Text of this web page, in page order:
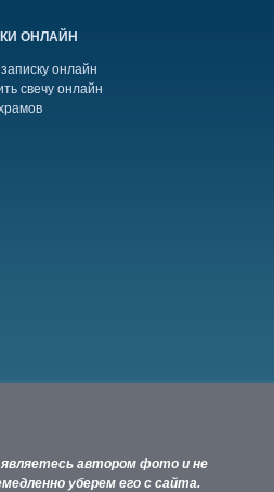
ОНЛАЙН
онлайн
свечу онлайн
автором фото и не
уберем его с сайта.